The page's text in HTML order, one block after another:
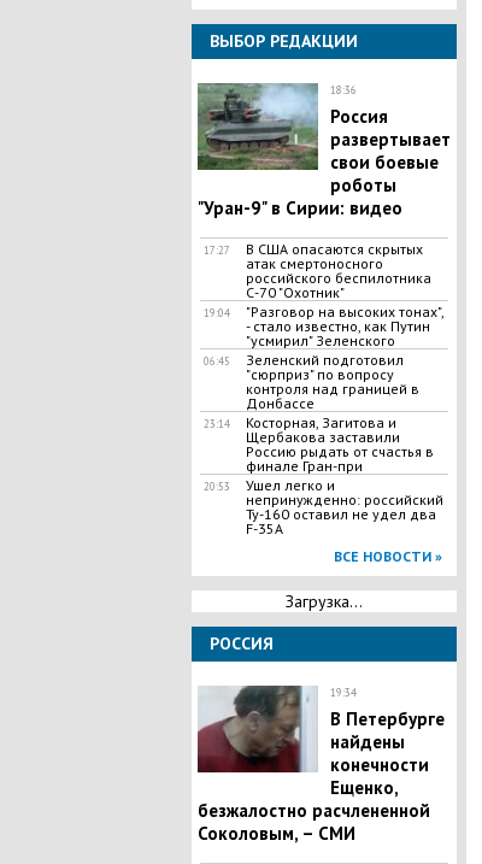
ВЫБОР РЕДАКЦИИ
18:36
Россия
развертывает
свои боевые
роботы
"Уран-9" в Сирии: видео
17:27
В США опасаются скрытых
атак смертоносного
российского беспилотника
С-70 "Охотник"
19:04
"Разговор на высоких тонах",
- стало известно, как Путин
"усмирил" Зеленского
06:45
Зеленский подготовил
"сюрприз" по вопросу
контроля над границей в
Донбассе
23:14
Косторная, Загитова и
Щербакова заставили
Россию рыдать от счастья в
финале Гран-при
20:53
​Ушел легко и
непринужденно: российский
Ту-160 оставил не удел два
F-35A
ВСЕ НОВОСТИ »
Загрузка...
РОССИЯ
19:34
​В Петербурге
найдены
конечности
Ещенко,
безжалостно расчлененной
Соколовым, – СМИ